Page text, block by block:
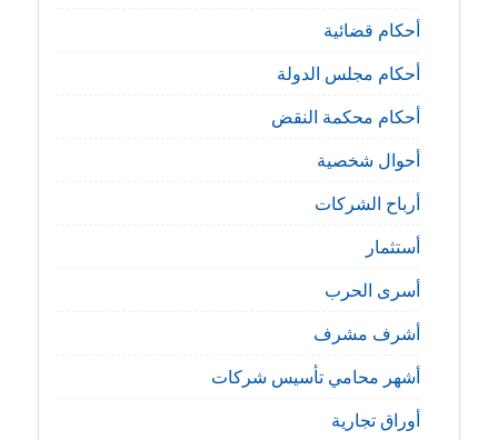
أحكام قضائية
أحكام مجلس الدولة
أحكام محكمة النقض
أحوال شخصية
أرباح الشركات
أستثمار
أسرى الحرب
أشرف مشرف
أشهر محامي تأسيس شركات
أوراق تجارية